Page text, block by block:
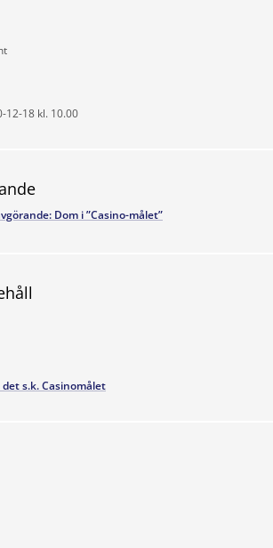
12-18 kl. 10.00
Dom i ”Casino-målet”
s.k. Casinomålet